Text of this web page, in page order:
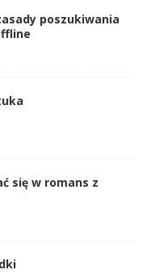
poszukiwania
się w romans z